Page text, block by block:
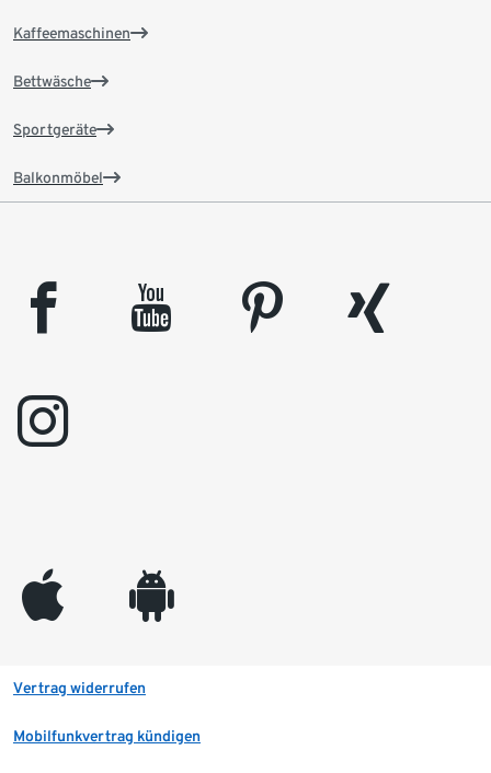
Kaffeemaschinen
Bettwäsche
Sportgeräte
Balkonmöbel
facebook youtube pinterest
xing
instagram
appleinc android
Vertrag widerrufen
Mobilfunkvertrag kündigen